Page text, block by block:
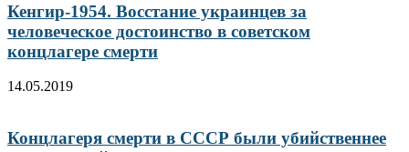
Кенгир-1954. Восстание украинцев за
человеческое достоинство в советском
концлагере смерти
14.05.2019
Концлагеря смерти в СССР были убийственнее